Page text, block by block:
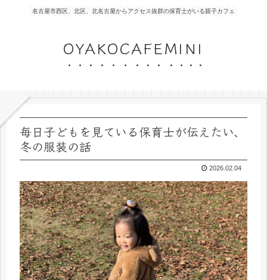
名古屋市西区、北区、北名古屋からアクセス抜群の保育士がいる親子カフェ
OYAKOCAFEMINI
毎日子どもを見ている保育士が伝えたい、
冬の服装の話
2026.02.04